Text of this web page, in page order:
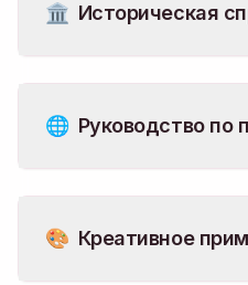
🏛️ Историческая
🌐 Руководство по
🎨 Креативное